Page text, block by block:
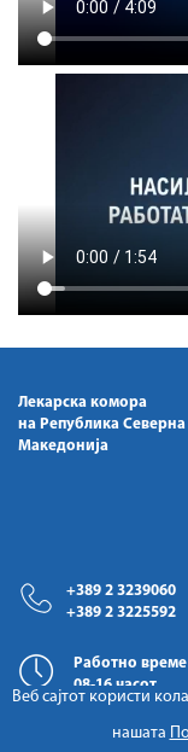
Лекарска комора
на Република Северна
Македонија
+389 2 3239060
+389 2 3225592
Работно време
08-16 часот
Веб сајтот користи
нашата